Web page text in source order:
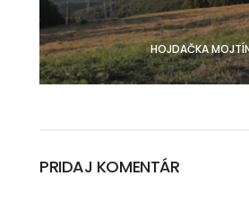
HOJDAČKA
PRIDAJ KOMENTÁR